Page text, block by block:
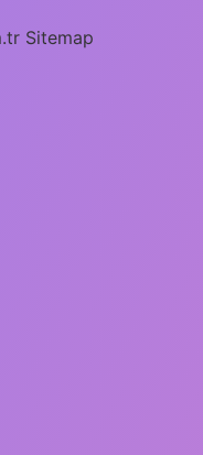
Sitemap